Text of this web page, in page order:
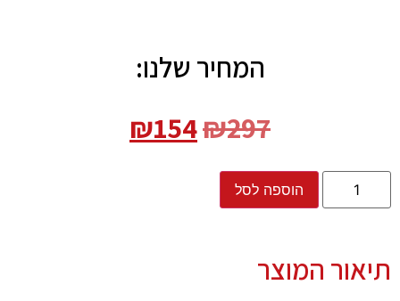
המחיר שלנו:
₪297
₪154
הוספה לסל
תיאור המוצר